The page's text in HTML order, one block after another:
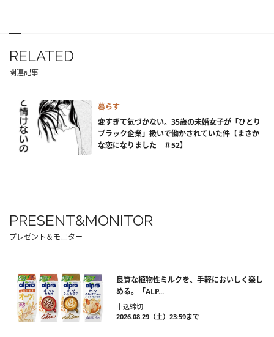
RELATED
関連記事
暮らす
変すぎて気づかない。35歳の未婚女子が「ひとり
ブラック企業」扱いで働かされていた件【まさか
な恋になりました ＃52】
PRESENT&MONITOR
プレゼント＆モニター
良質な植物性ミルクを、手軽においしく楽し
める。「ALP...
申込締切
2026.08.29（土）23:59まで